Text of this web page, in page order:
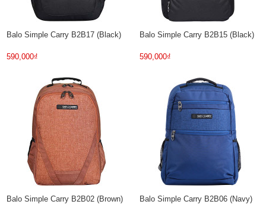
Balo Simple Carry B2B17 (Black)
590,000₫
Balo Simple Carry B2B15 (Black)
590,000₫
Balo Simple Carry B2B02 (Brown) Balo Simple Carry B2B06 (Navy)